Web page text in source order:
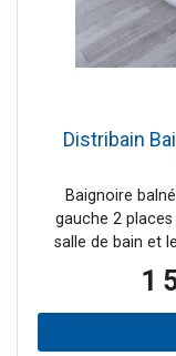
de
Distribain
Baignoire
gauche 2
salle de bain et
avec votre
à cette baignoire
36 jets de
contrôle tactile
1